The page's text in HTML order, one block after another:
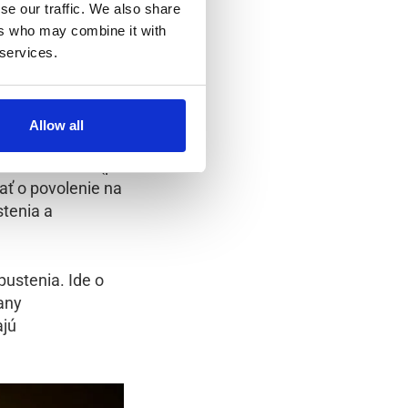
our traffic. We also share
who may combine it with
Allow all
o povolenie na
a
Ide o